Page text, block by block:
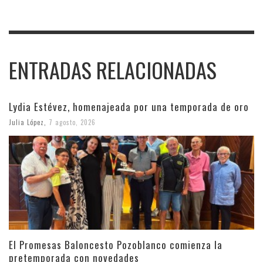
ENTRADAS RELACIONADAS
Lydia Estévez, homenajeada por una temporada de oro
Julia López 7 agosto, 2026
El Promesas Baloncesto Pozoblanco comienza la
pretemporada con novedades